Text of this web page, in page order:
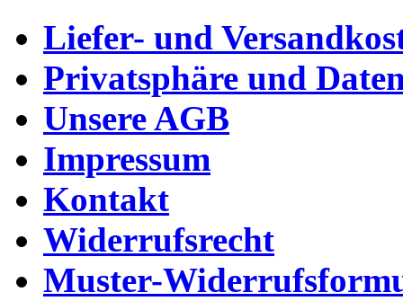
Liefer- und
Privatsphäre und
Unsere AGB
Impressum
Kontakt
Widerrufsrecht
Muster-